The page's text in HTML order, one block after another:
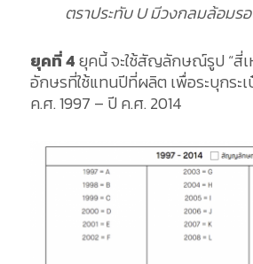
ตราประทับ U มีวงกลมล้อมรอ
ยุคที่ 4ยุคนี้ จะใช้สัญลักษณ์รูป “สี่
อักษรที่ใช้แทนปีที่ผลิต เพื่อระบุกระ
ค.ศ. 1997 – ปี ค.ศ. 2014